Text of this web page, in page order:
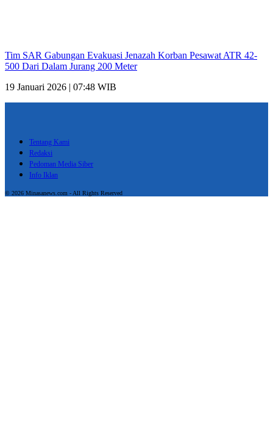
Tim SAR Gabungan Evakuasi Jenazah Korban Pesawat ATR 42-
500 Dari Dalam Jurang 200 Meter
19 Januari 2026 | 07:48 WIB
Tentang Kami
Redaksi
Pedoman Media Siber
Info Iklan
© 2026 Minasanews.com - All Rights Reserved